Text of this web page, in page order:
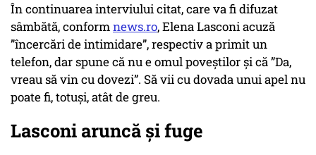
În continuarea interviului citat, care va fi difuzat
sâmbătă, conformnews.ro, Elena Lasconi acuză
”încercări de intimidare”, respectiv a primit un
telefon, dar spune că nu e omul poveștilor și că ”Da,
vreau să vin cu dovezi”. Să vii cu dovada unui apel nu
poate fi, totuși, atât de greu.
Lasconi aruncă și fuge